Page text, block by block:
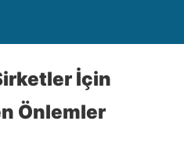
İçin
Önlemler